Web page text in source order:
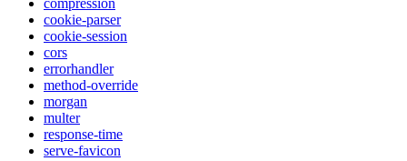
compression
cookie-parser
cookie-session
cors
errorhandler
method-override
morgan
multer
response-time
serve-favicon